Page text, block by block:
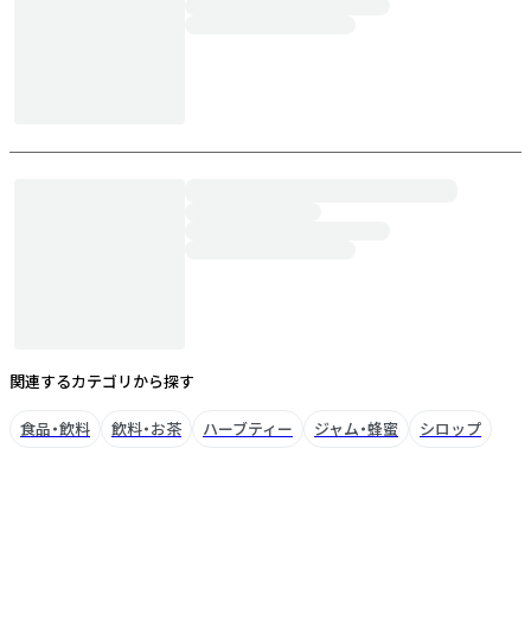
関連するカテゴリから探す
食品・飲料 飲料・お茶 ハーブティー ジャム・蜂蜜 シロップ